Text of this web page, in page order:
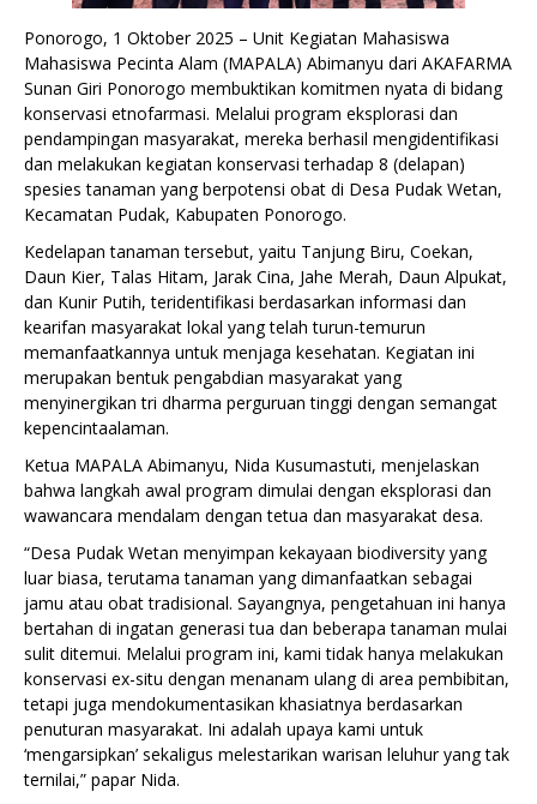
Ponorogo, 1 Oktober 2025 – Unit Kegiatan Mahasiswa
Mahasiswa Pecinta Alam (MAPALA) Abimanyu dari AKAFARMA
Sunan Giri Ponorogo membuktikan komitmen nyata di bidang
konservasi etnofarmasi. Melalui program eksplorasi dan
pendampingan masyarakat, mereka berhasil mengidentifikasi
dan melakukan kegiatan konservasi terhadap 8 (delapan)
spesies tanaman yang berpotensi obat di Desa Pudak Wetan,
Kecamatan Pudak, Kabupaten Ponorogo.
Kedelapan tanaman tersebut, yaitu Tanjung Biru, Coekan,
Daun Kier, Talas Hitam, Jarak Cina, Jahe Merah, Daun Alpukat,
dan Kunir Putih, teridentifikasi berdasarkan informasi dan
kearifan masyarakat lokal yang telah turun-temurun
memanfaatkannya untuk menjaga kesehatan. Kegiatan ini
merupakan bentuk pengabdian masyarakat yang
menyinergikan tri dharma perguruan tinggi dengan semangat
kepencintaalaman.
Ketua MAPALA Abimanyu, Nida Kusumastuti, menjelaskan
bahwa langkah awal program dimulai dengan eksplorasi dan
wawancara mendalam dengan tetua dan masyarakat desa.
“Desa Pudak Wetan menyimpan kekayaan biodiversity yang
luar biasa, terutama tanaman yang dimanfaatkan sebagai
jamu atau obat tradisional. Sayangnya, pengetahuan ini hanya
bertahan di ingatan generasi tua dan beberapa tanaman mulai
sulit ditemui. Melalui program ini, kami tidak hanya melakukan
konservasi ex-situ dengan menanam ulang di area pembibitan,
tetapi juga mendokumentasikan khasiatnya berdasarkan
penuturan masyarakat. Ini adalah upaya kami untuk
‘mengarsipkan’ sekaligus melestarikan warisan leluhur yang tak
ternilai,” papar Nida.